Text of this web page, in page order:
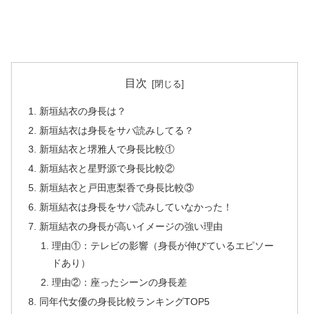
目次
新垣結衣の身長は？
新垣結衣は身長をサバ読みしてる？
新垣結衣と堺雅人で身長比較①
新垣結衣と星野源で身長比較②
新垣結衣と戸田恵梨香で身長比較③
新垣結衣は身長をサバ読みしていなかった！
新垣結衣の身長が高いイメージの強い理由
理由①：テレビの影響（身長が伸びているエピソー
ドあり）
理由②：座ったシーンの身長差
同年代女優の身長比較ランキングTOP5